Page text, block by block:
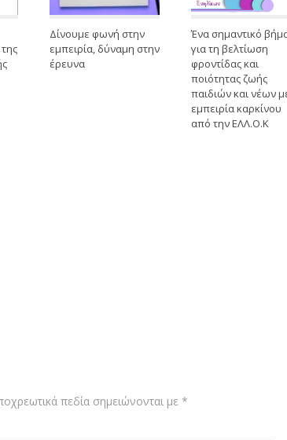
Δίνουμε φωνή στην
εμπειρία, δύναμη στην
έρευνα
Ένα σημαντικό
για τη βελτίωση
φροντίδας και
ποιότητας ζωής
παιδιών και νέων
εμπειρία καρκίνου
από την ΕΛΛ.Ο.Κ
πεδία σημειώνονται με *